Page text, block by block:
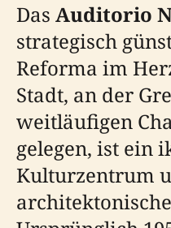
Das Auditorio
strategisch
Reforma im
Stadt, an der
weitläufigen
gelegen, ist ein
Kulturzentrum